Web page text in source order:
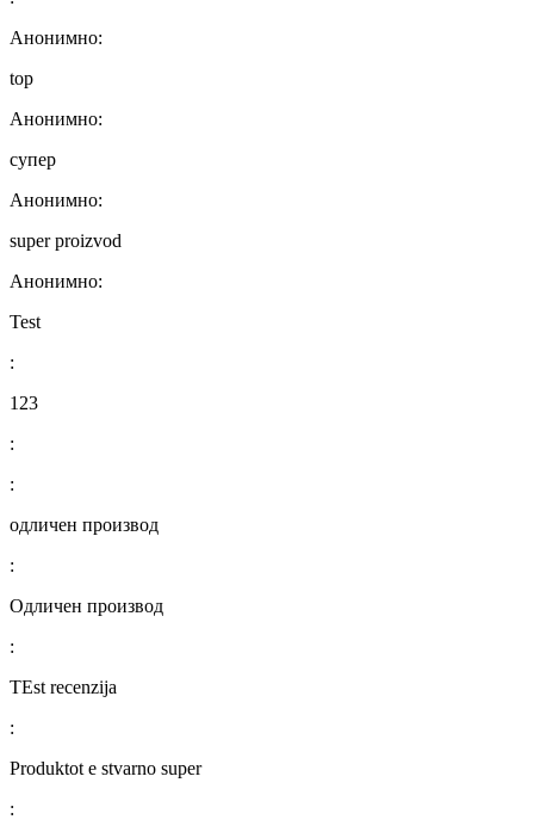
Анонимно:
top
Анонимно:
супер
Анонимно:
super proizvod
Анонимно:
Test
:
123
:
:
одличен производ
:
Одличен производ
:
TEst recenzija
:
Produktot e stvarno super
: